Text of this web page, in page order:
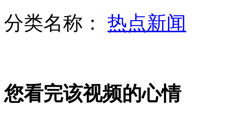
分类名称： 热点新闻
您看完该视频的心情